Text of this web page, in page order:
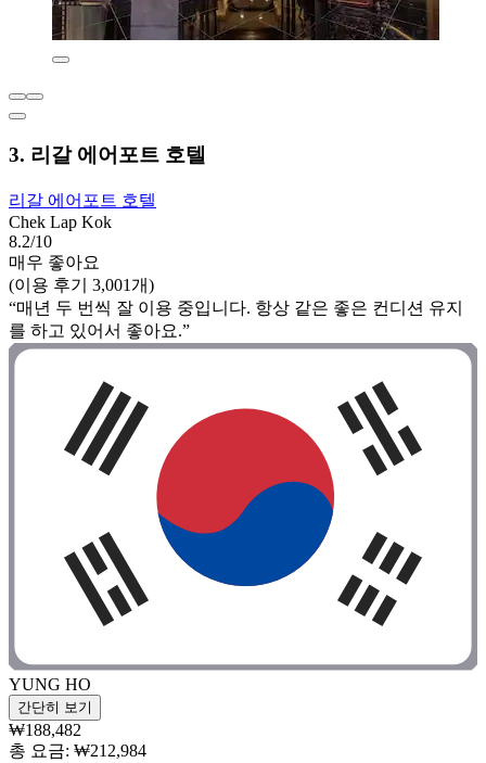
3. 리갈 에어포트 호텔
리갈 에어포트 호텔
Chek Lap Kok
8.2/10
매우 좋아요
(이용 후기 3,001개)
“매년 두 번씩 잘 이용 중입니다. 항상 같은 좋은 컨디션 유지
를 하고 있어서 좋아요.”
YUNG HO
간단히 보기
₩188,482
총 요금: ₩212,984